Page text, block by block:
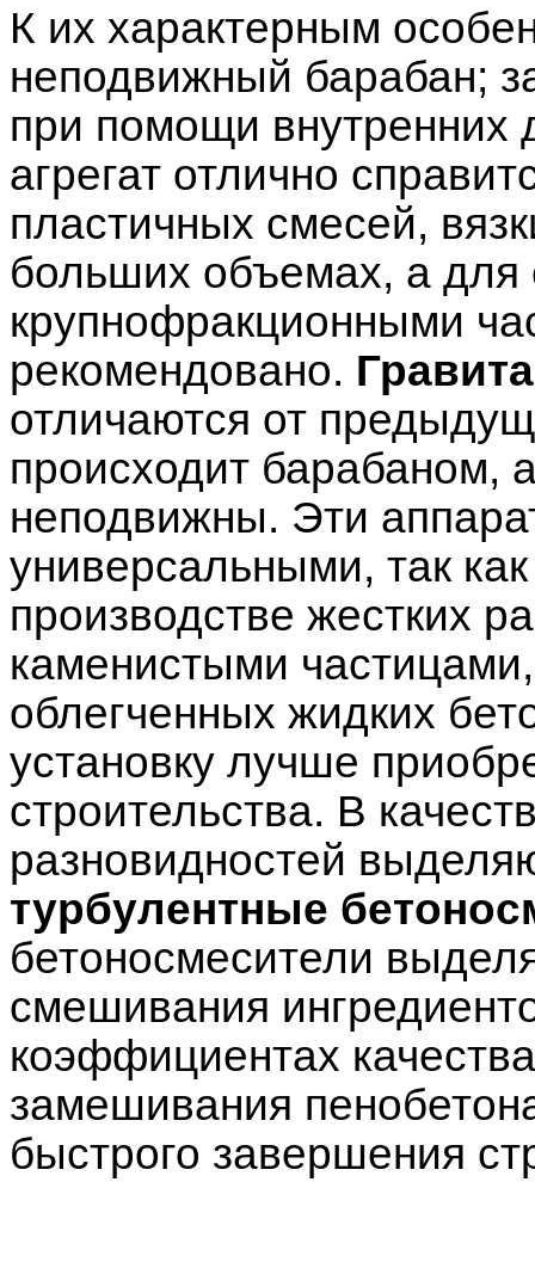
К их характерным
неподвижный барабан;
при помощи внутренних
агрегат отлично
пластичных смесей,
больших объемах, а для
крупнофракционными
рекомендовано.
отличаются от
происходит барабаном,
неподвижны. Эти
универсальными, так
производстве жестких
каменистыми
облегченных жидких
установку лучше
строительства. В
разновидностей
турбулентные
бетоносмесители
смешивания
коэффициентах
замешивания
быстрого завершения